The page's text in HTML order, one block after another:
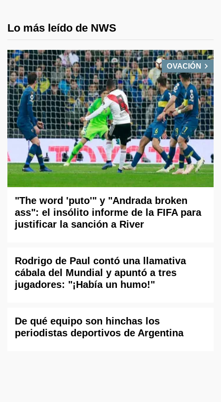
Lo más leído de NWS
OVACIÓN
"The word 'puto'" y "Andrada broken
ass": el insólito informe de la FIFA para
justificar la sanción a River
Rodrigo de Paul contó una llamativa
cábala del Mundial y apuntó a tres
jugadores: "¡Había un humo!"
De qué equipo son hinchas los
periodistas deportivos de Argentina